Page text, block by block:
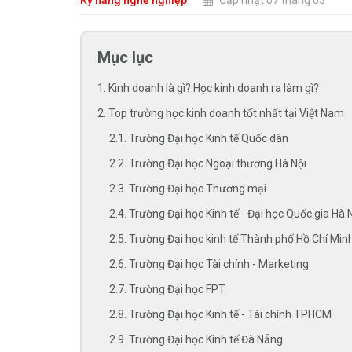
Mục lục
1. Kinh doanh là gì? Học kinh doanh ra làm gì?
2. Top trường học kinh doanh tốt nhất tại Việt Nam
2.1. Trường Đại học Kinh tế Quốc dân
2.2. Trường Đại học Ngoại thương Hà Nội
2.3. Trường Đại học Thương mại
2.4. Trường Đại học Kinh tế - Đại học Quốc gia Hà
2.5. Trường Đại học kinh tế Thành phố Hồ Chí
2.6. Trường Đại học Tài chính - Marketing
2.7. Trường Đại học FPT
2.8. Trường Đại học Kinh tế - Tài chính TPHCM
2.9. Trường Đại học Kinh tế Đà Nẵng